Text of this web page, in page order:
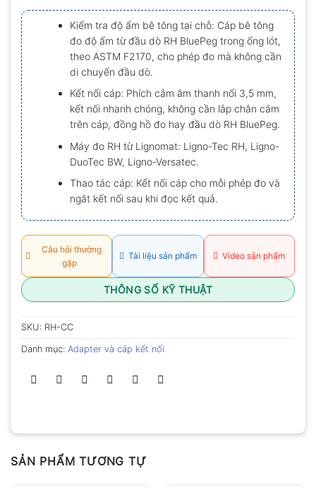
xếp
hạng
0.0
5
sao
Kiểm tra độ ẩm bê tông tại chỗ: Cáp bê tông
đo độ ẩm từ đầu dò RH BluePeg trong ống lót,
theo ASTM F2170, cho phép đo mà không cần
di chuyển đầu dò.
Kết nối cáp: Phích cắm âm thanh nổi 3,5 mm,
kết nối nhanh chóng, không cần lắp chân cắm
trên cáp, đồng hồ đo hay đầu dò RH BluePeg.
Máy đo RH từ Lignomat: Ligno-Tec RH, Ligno-
DuoTec BW, Ligno-Versatec.
Thao tác cáp: Kết nối cáp cho mỗi phép đo và
ngắt kết nối sau khi đọc kết quả.
Câu hỏi thường
gặp
Tài liệu sản phẩm Video sản phẩm
THÔNG SỐ KỸ THUẬT
SKU: RH-CC
Danh mục: Adapter và cáp kết nối
SẢN PHẨM TƯƠNG TỰ